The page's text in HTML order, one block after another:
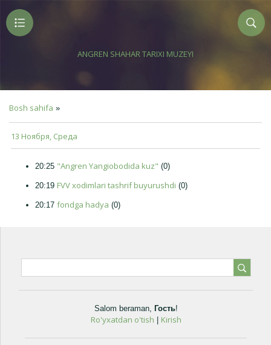
ANGREN SHAHAR TARIXI MUZEYI
Bosh sahifa »
13 Ноября, Среда
20:25 "Angren Yangiobodida kuz" (0)
20:19 FVV xodimlari tashrif buyurushdi (0)
20:17 fondga hadya (0)
Salom beraman, Гость!
Ro'yxatdan o'tish Kirish